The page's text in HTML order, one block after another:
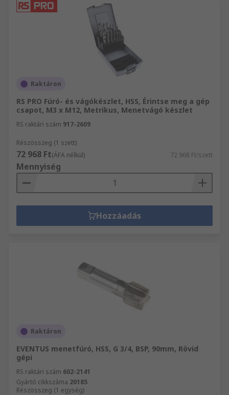
Raktáron
RS PRO Fúró- és vágókészlet, HSS, Érintse meg a gép
csapot, M3 x M12, Metrikus, Menetvágó készlet
RS raktári szám 917-2609
Részösszeg (1 szett)
72 968 Ft(ÁFA nélkül) 72 968 Ft/szett
Mennyiség
Hozzáadás
Raktáron
EVENTUS menetfúró, HSS, G 3/4, BSP, 90mm, Rövid
gépi
RS raktári szám 602-2141
Gyártó cikkszáma 20185
Részösszeg (1 egység)